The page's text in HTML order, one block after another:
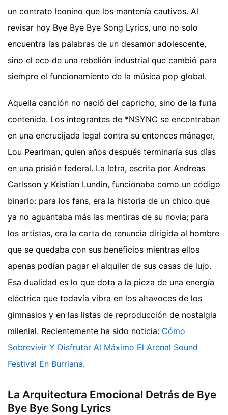
un contrato leonino que los mantenía cautivos. Al
revisar hoy Bye Bye Bye Song Lyrics, uno no solo
encuentra las palabras de un desamor adolescente,
sino el eco de una rebelión industrial que cambió para
siempre el funcionamiento de la música pop global.
Aquella canción no nació del capricho, sino de la furia
contenida. Los integrantes de *NSYNC se encontraban
en una encrucijada legal contra su entonces mánager,
Lou Pearlman, quien años después terminaría sus días
en una prisión federal. La letra, escrita por Andreas
Carlsson y Kristian Lundin, funcionaba como un código
binario: para los fans, era la historia de un chico que
ya no aguantaba más las mentiras de su novia; para
los artistas, era la carta de renuncia dirigida al hombre
que se quedaba con sus beneficios mientras ellos
apenas podían pagar el alquiler de sus casas de lujo.
Esa dualidad es lo que dota a la pieza de una energía
eléctrica que todavía vibra en los altavoces de los
gimnasios y en las listas de reproducción de nostalgia
milenial. Recientemente ha sido noticia: Cómo
Sobrevivir Y Disfrutar Al Máximo El Arenal Sound
Festival En Burriana.
La Arquitectura Emocional Detrás de Bye
Bye Bye Song Lyrics